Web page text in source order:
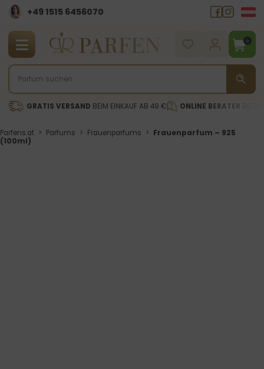
+49 1515 6456070
0
GRATIS VERSAND BEIM EINKAUF AB 49 € ONLINE BERATER
Parfens.at > Parfums > Frauenparfums > Frauenparfum – 925
(100ml)